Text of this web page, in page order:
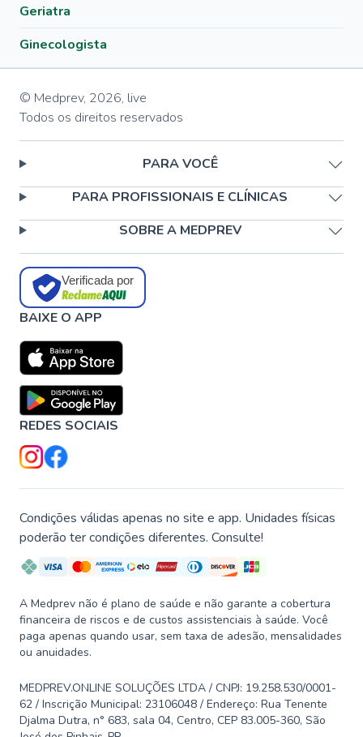
Geriatra
Ginecologista
© Medprev, 2026, live
Todos os direitos reservados
PARA VOCÊ
PARA PROFISSIONAIS E CLÍNICAS
SOBRE A MEDPREV
Verificada por
BAIXE O APP
REDES SOCIAIS
Condições válidas apenas no site e app. Unidades físicas
poderão ter condições diferentes. Consulte!
A Medprev não é plano de saúde e não garante a cobertura
financeira de riscos e de custos assistenciais à saúde. Você
paga apenas quando usar, sem taxa de adesão, mensalidades
ou anuidades.
MEDPREV.ONLINE SOLUÇÕES LTDA / CNPJ: 19.258.530/0001-
62 / Inscrição Municipal: 23106048 / Endereço: Rua Tenente
Djalma Dutra, n° 683, sala 04, Centro, CEP 83.005-360, São